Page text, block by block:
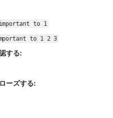
to 1
to 1 2 3
する:
ーズする: